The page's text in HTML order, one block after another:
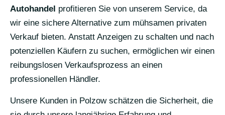
Autohandel profitieren Sie von unserem Service, da
wir eine sichere Alternative zum mühsamen privaten
Verkauf bieten. Anstatt Anzeigen zu schalten und nach
potenziellen Käufern zu suchen, ermöglichen wir einen
reibungslosen Verkaufsprozess an einen
professionellen Händler.
Unsere Kunden in Polzow schätzen die Sicherheit, die